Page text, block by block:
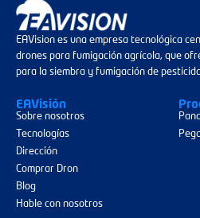
EAVision es una empresa tecnológica
drones para fumigación agrícola, que
para la siembra y fumigación de
EAVisión
Sobre nosotros
Tecnologías
Dirección
Comprar Dron
Blog
Hable con nosotros